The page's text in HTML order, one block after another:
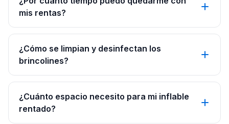
mis rentas?
¿Cómo se limpian y desinfectan los
brincolines?
¿Cuánto espacio necesito para mi inflable
rentado?